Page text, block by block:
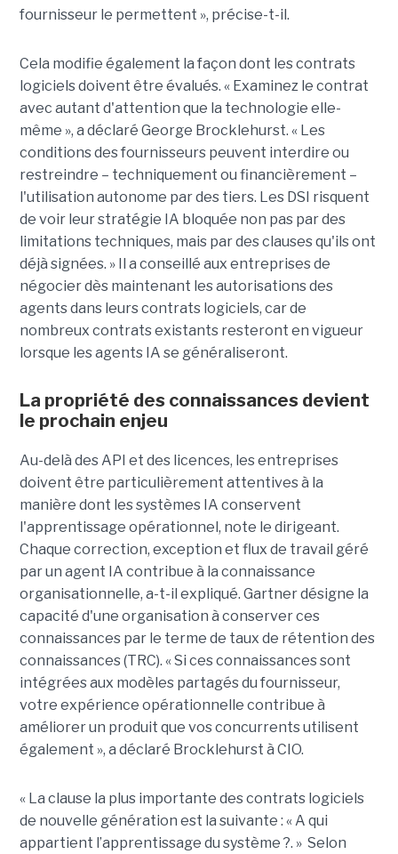
fournisseur le permettent », précise-t-il.
Cela modifie également la façon dont les contrats
logiciels doivent être évalués. « Examinez le contrat
avec autant d'attention que la technologie elle-
même », a déclaré George Brocklehurst. « Les
conditions des fournisseurs peuvent interdire ou
restreindre – techniquement ou financièrement – ​​
l'utilisation autonome par des tiers. Les DSI risquent
de voir leur stratégie IA bloquée non pas par des
limitations techniques, mais par des clauses qu'ils ont
déjà signées. » Il a conseillé aux entreprises de
négocier dès maintenant les autorisations des
agents dans leurs contrats logiciels, car de
nombreux contrats existants resteront en vigueur
lorsque les agents IA se généraliseront.
La propriété des connaissances devient
le prochain enjeu
Au-delà des API et des licences, les entreprises
doivent être particulièrement attentives à la
manière dont les systèmes IA conservent
l'apprentissage opérationnel, note le dirigeant.
Chaque correction, exception et flux de travail géré
par un agent IA contribue à la connaissance
organisationnelle, a-t-il expliqué. Gartner désigne la
capacité d'une organisation à conserver ces
connaissances par le terme de taux de rétention des
connaissances (TRC). « Si ces connaissances sont
intégrées aux modèles partagés du fournisseur,
votre expérience opérationnelle contribue à
améliorer un produit que vos concurrents utilisent
également », a déclaré Brocklehurst à CIO.
« La clause la plus importante des contrats logiciels
de nouvelle génération est la suivante : « A qui
appartient l’apprentissage du système ?. » Selon